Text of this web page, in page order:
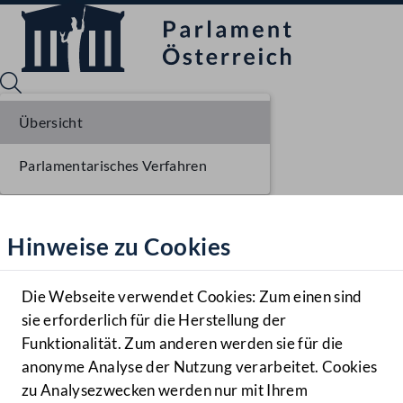
Hilfe
Benutzer
Navigationsmenü öffnen
MENÜ
Hinweise zu Cookies
Die Webseite verwendet Cookies: Zum einen sind
sie erforderlich für die Herstellung der
Funktionalität. Zum anderen werden sie für die
anonyme Analyse der Nutzung verarbeitet. Cookies
zu Analysezwecken werden nur mit Ihrem
Übersicht
Parlamentarisches Verfahren